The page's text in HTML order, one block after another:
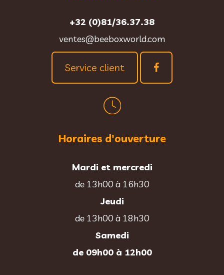
+32 (0)81/36.37.38
ventes@beeboxworld.com
Service client
Horaires d'ouverture
Mardi et mercredi
de 13h00 à 16h30
Jeudi
de 13h00 à 18h30
Samedi
de 09h00 à 12h00